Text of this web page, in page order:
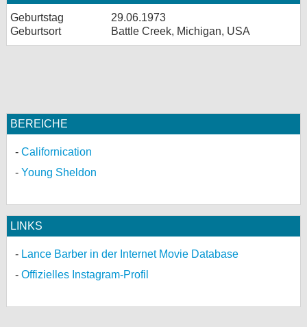
Geburtstag
29.06.1973
Geburtsort
Battle Creek, Michigan, USA
BEREICHE
Californication
Young Sheldon
LINKS
Lance Barber in der Internet Movie Database
Offizielles Instagram-Profil